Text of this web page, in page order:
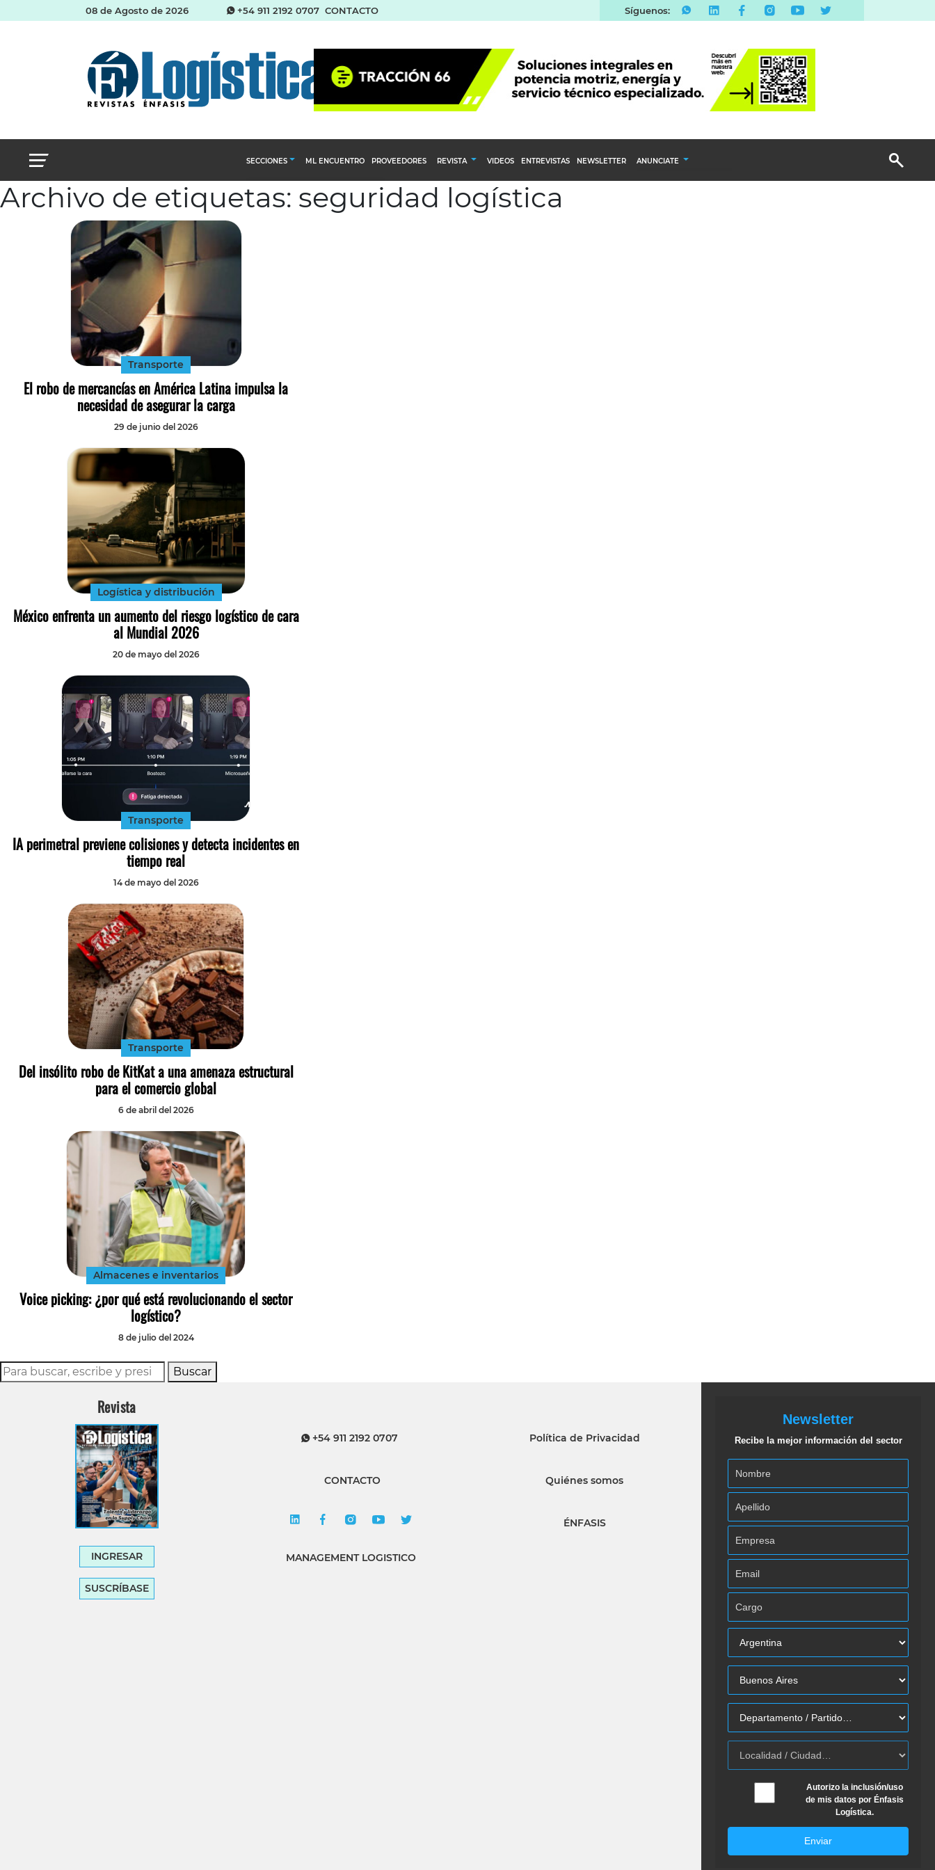
08 de Agosto de 2026 +54 911 2192 0707 CONTACTO Síguenos:
SECCIONES
Abastecimiento y compras
ML ENCUENTRO PROVEEDORES REVISTA
Calendario Editorial
Ediciones Anteriores
VIDEOS ENTREVISTAS NEWSLETTER ANUNCIATE
Archivo de etiquetas: seguridad logística
Transporte
El robo de mercancías en América Latina impulsa la
necesidad de asegurar la carga
29 de junio del 2026
Logística y distribución
México enfrenta un aumento del riesgo logístico de cara
al Mundial 2026
20 de mayo del 2026
Transporte
IA perimetral previene colisiones y detecta incidentes en
tiempo real
14 de mayo del 2026
Transporte
Del insólito robo de KitKat a una amenaza estructural
para el comercio global
6 de abril del 2026
Almacenes e inventarios
Voice picking: ¿por qué está revolucionando el sector
logístico?
8 de julio del 2024
Buscar
Revista
INGRESAR
SUSCRÍBASE
+54 911 2192 0707
CONTACTO
MANAGEMENT LOGISTICO
Política de Privacidad
Quiénes somos
ÉNFASIS
Newsletter
Recibe la mejor información del sector
Autorizo la inclusión/uso
de mis datos por Énfasis
Logística.
Enviar